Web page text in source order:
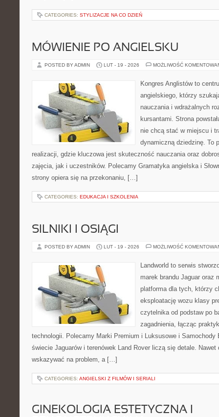
CATEGORIES: STYLIZACJE NA CO DZIEŃ
MÓWIENIE PO ANGIELSKU
POSTED BY ADMIN LUT - 19 - 2026 MOŻLIWOŚĆ
Kongres Anglistów to
angielskiego, którzy
nauczania i wdrażalnych
kursantami. Strona
nie chcą stać w miejscu i
dynamiczną dziedzinę. To
realizacji, gdzie kluczowa jest skuteczność nauczania oraz
zajęcia, jak i uczestników. Polecamy Gramatyka angielska i
strony opiera się na przekonaniu, […]
CATEGORIES: EDUKACJA I SZKOLENIA
SILNIKI I OSIĄGI
POSTED BY ADMIN LUT - 19 - 2026 MOŻLIWOŚĆ
Landworld to serwis
marek brandu Jaguar oraz
platforma dla tych, którzy
eksploatację wozu klasy
czytelnika od podstaw po
zagadnienia, łącząc
technologii. Polecamy Marki Premium i Luksusowe i Samochody
świecie Jaguarów i terenówek Land Rover liczą się detale. Nawet
wskazywać na problem, a […]
CATEGORIES: ANGIELSKI Z FILMÓW I SERIALI
GINEKOLOGIA ESTETYCZNA I